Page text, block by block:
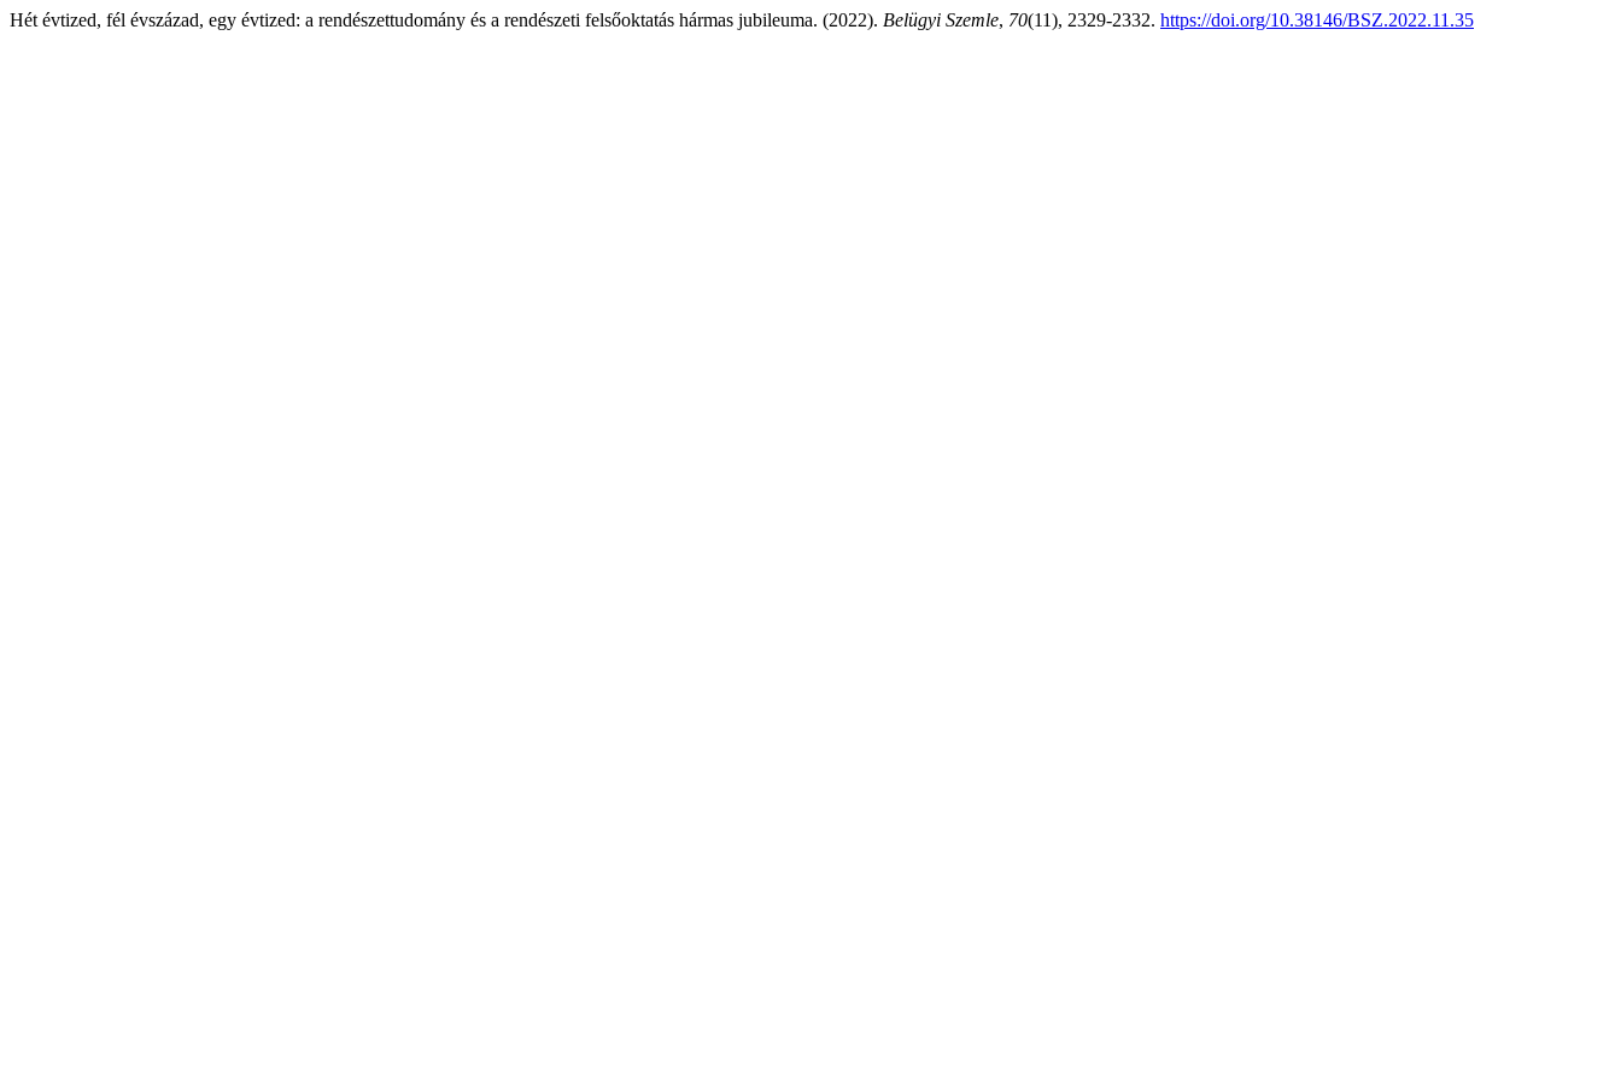
Hét évtized, fél évszázad, egy évtized: a rendészettudomány és a rendészeti felsőoktatás hármas jubileuma. (2022). Belügyi Szemle, 70(11), 2329-2332. https://doi.org/10.38146/BSZ.2022.11.35